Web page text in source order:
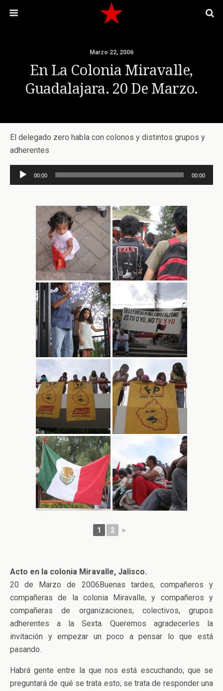
Marzo 22, 2006
En La Colonia Miravalle,
Guadalajara. 20 De Marzo.
El delegado zero habla con colonos y distintos grupos y
adherentes
Reproductor
de
00:00 00:00
1 2 ►
Acto en la colonia Miravalle, Jalisco.
20 de Marzo de 2006Buenas tardes, compañeros y
compañeras de la colonia Miravalle, y compañeros y
compañeras de organizaciones, colectivos, grupos
adherentes a la Sexta. Queremos agradecerles la
invitación y empezar un poco a pensar lo que está
pasando.
Habrá gente entre la que nos está escuchando, que se
preguntará de qué se trata esto; se trata de responder una